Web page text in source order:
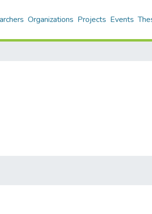
Organizations Projects Events